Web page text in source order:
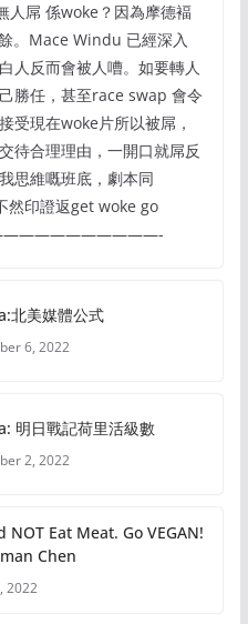
人屌 係woke？因為摩德褔
。Mace Windu 已經深入
人反而會被人嘈。如要轉人
勝任，甚至race swap 會令
受現在woke片所以被屌，
待合理理由，一開口就屌反
思維嘅班底，劇本同
然印證返get woke go
北美媒體公式
6, 2022
明日戰記荷里活級數
2, 2022
NOT Eat Meat. Go VEGAN!
Chen
2022